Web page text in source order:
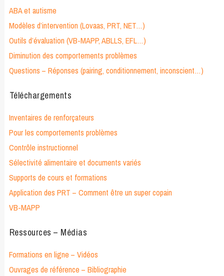
ABA et autisme
Modèles d’intervention (Lovaas, PRT, NET…)
Outils d’évaluation (VB-MAPP, ABLLS, EFL…)
Diminution des comportements problèmes
Questions – Réponses (pairing, conditionnement, inconscient…)
Téléchargements
Inventaires de renforçateurs
Pour les comportements problèmes
Contrôle instructionnel
Sélectivité alimentaire et documents variés
Supports de cours et formations
Application des PRT – Comment être un super copain
VB-MAPP
Ressources – Médias
Formations en ligne – Vidéos
Ouvrages de référence – Bibliographie